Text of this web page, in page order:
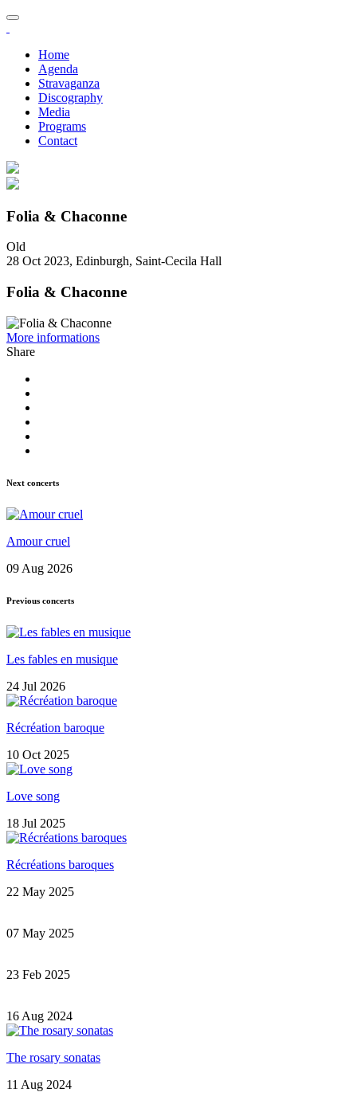
Home
Agenda
Stravaganza
Discography
Media
Programs
Contact
Folia & Chaconne
Old
28 Oct 2023, Edinburgh, Saint-Cecila Hall
Folia & Chaconne
More informations
Share
Next concerts
Amour cruel
09 Aug 2026
Previous concerts
Les fables en musique
24 Jul 2026
Récréation baroque
10 Oct 2025
Love song
18 Jul 2025
Récréations baroques
22 May 2025
07 May 2025
23 Feb 2025
16 Aug 2024
The rosary sonatas
11 Aug 2024